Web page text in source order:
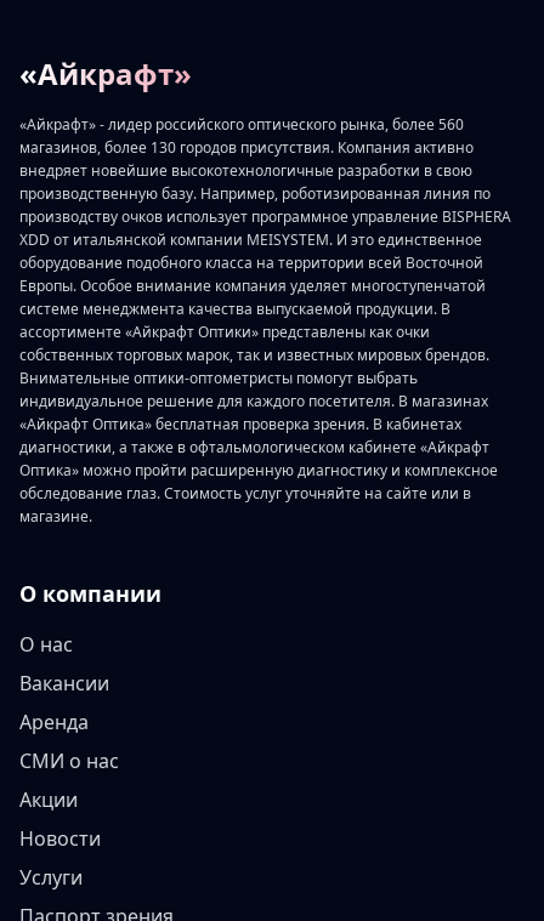
«Айкрафт»
«Айкрафт» - лидер российского оптического рынка, более 560
магазинов, более 130 городов присутствия. Компания активно
внедряет новейшие высокотехнологичные разработки в свою
производственную базу. Например, роботизированная линия по
производству очков использует программное управление BISPHERA
XDD от итальянской компании MEISYSTEM. И это единственное
оборудование подобного класса на территории всей Восточной
Европы. Особое внимание компания уделяет многоступенчатой
системе менеджмента качества выпускаемой продукции. В
ассортименте «Айкрафт Оптики» представлены как очки
собственных торговых марок, так и известных мировых брендов.
Внимательные оптики-оптометристы помогут выбрать
индивидуальное решение для каждого посетителя. В магазинах
«Айкрафт Оптика» бесплатная проверка зрения. В кабинетах
диагностики, а также в офтальмологическом кабинете «Айкрафт
Оптика» можно пройти расширенную диагностику и комплексное
обследование глаз. Стоимость услуг уточняйте на сайте или в
магазине.
О компании
О нас
Вакансии
Аренда
СМИ о нас
Акции
Новости
Услуги
Паспорт зрения